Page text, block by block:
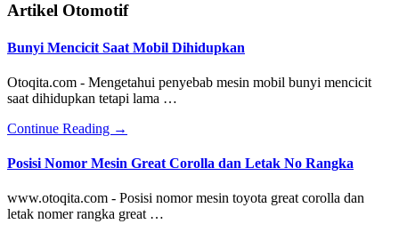
Artikel Otomotif
Bunyi Mencicit Saat Mobil Dihidupkan
Otoqita.com - Mengetahui penyebab mesin mobil bunyi mencicit
saat dihidupkan tetapi lama …
Continue Reading about
Mencicit
Mobil
Dihidupkan
→
Posisi Nomor Mesin Great Corolla dan Letak No Rangka
www.otoqita.com - Posisi nomor mesin toyota great corolla dan
letak nomer rangka great …